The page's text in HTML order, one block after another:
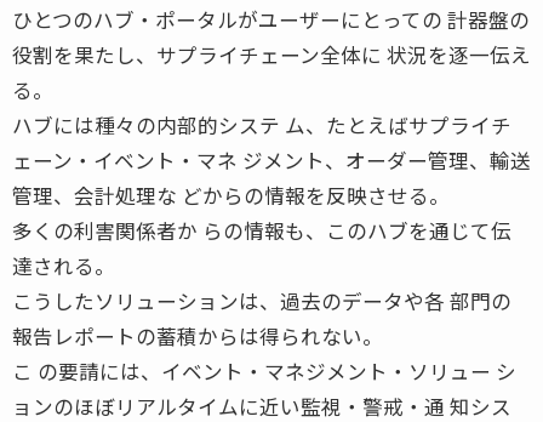
ひとつのハブ・ポータルがユーザーにとっての 計器盤の
役割を果たし、サプライチェーン全体に 状況を逐一伝え
る。
ハブには種々の内部的システ ム、たとえばサプライチ
ェーン・イベント・マネ ジメント、オーダー管理、輸送
管理、会計処理な どからの情報を反映させる。
多くの利害関係者か らの情報も、このハブを通じて伝
達される。
こうしたソリューションは、過去のデータや各 部門の
報告レポートの蓄積からは得られない。
こ の要請には、イベント・マネジメント・ソリュー シ
ョンのほぼリアルタイムに近い監視・警戒・通 知シス